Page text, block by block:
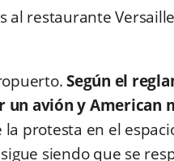
al restaurante
Según el
un avión y American
la protesta en el
siendo que se